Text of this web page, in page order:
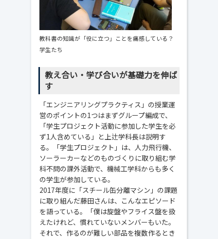
教科書の知識が「役に立つ」ことを痛感している？
学生たち
教え合い・学び合いが基礎力を伸ば
す
「エンジニアリングプラクティス」の授業運
営のポイントの1つはまずグループ編成で、
「学生プロジェクト活動に参加した学生を必
ず1人含めている」と上辻学科長は説明す
る。「学生プロジェクト」は、人力飛行機、
ソーラーカーなどのものづくりに取り組む学
科不問の課外活動で、機械工学科からも多く
の学生が参加している。
2017年度に「スチール缶分離マシン」の課題
に取り組んだ藤田さんは、こんなエピソード
を語っている。「僕は旋盤やフライス盤を扱
えたけれど、慣れていないメンバーもいた。
それで、作るのが難しい部品を複数作るとき